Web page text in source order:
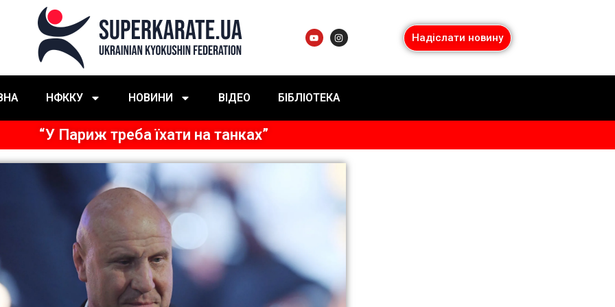
Надіслати новину
НФККУ НОВИНИ ВІДЕО БІБЛІОТЕКА
“У Париж треба їхати на танках”